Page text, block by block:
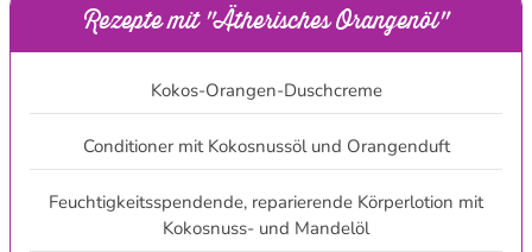
Rezepte mit "Ätherisches Orangenöl"
Kokos-Orangen-Duschcreme
Conditioner mit Kokosnussöl und Orangenduft
Feuchtigkeitsspendende, reparierende Körperlotion mit
Kokosnuss- und Mandelöl